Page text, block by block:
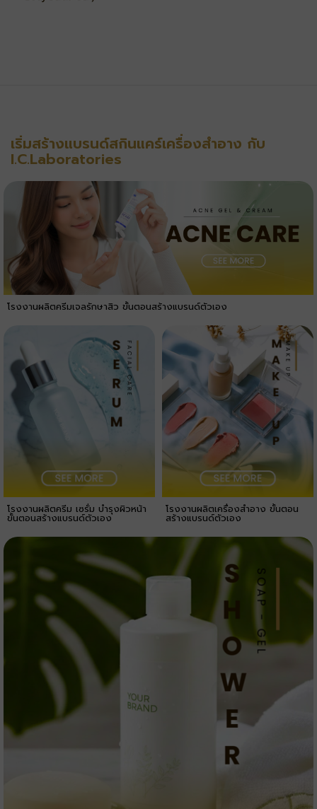
เริ่มสร้างแบรนด์สกินแคร์เครื่องสำอาง กับ
I.C.Laboratories
โรงงานผลิตครีมเจลรักษาสิว ขั้นตอนสร้างแบรนด์ตัวเอง
โรงงานผลิตครีม เซรั่ม บำรุงผิวหน้า
ขั้นตอนสร้างแบรนด์ตัวเอง
โรงงานผลิตเครื่องสำอาง ขั้นตอน
สร้างแบรนด์ตัวเอง